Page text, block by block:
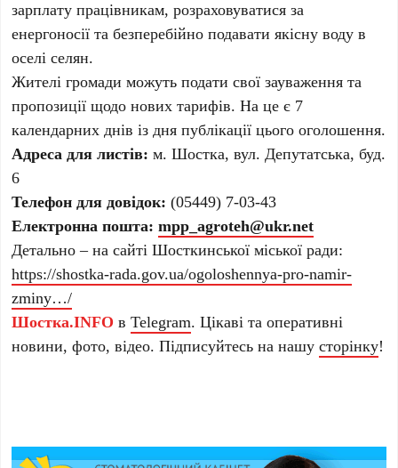
зарплату працівникам, розраховуватися за
енергоносії та безперебійно подавати якісну воду в
оселі селян.
Жителі громади можуть подати свої зауваження та
пропозиції щодо нових тарифів. На це є 7
календарних днів із дня публікації цього оголошення.
Адреса для листів: м. Шостка, вул. Депутатська, буд.
6
Телефон для довідок: (05449) 7-03-43
Електронна пошта:mpp_agroteh@ukr.net
Детально – на сайті Шосткинської міської ради:
https://shostka-rada.gov.ua/ogoloshennya-pro-namir-
zminy…/
Шостка.INFO вTelegram. Цікаві та оперативні
новини, фото, відео. Підписуйтесь на нашусторінку!